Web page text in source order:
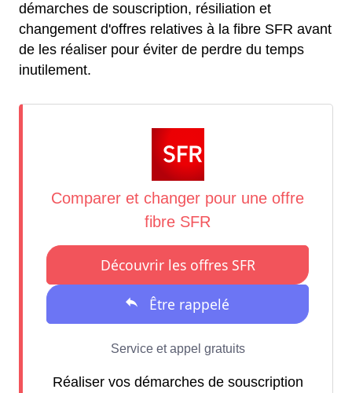
démarches de souscription, résiliation et
changement d'offres relatives à la fibre SFR avant
de les réaliser pour éviter de perdre du temps
inutilement.
Réaliser vos démarches de souscription